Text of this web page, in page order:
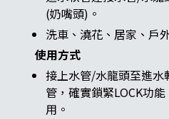
(奶嘴頭)。
洗車、澆花、居家、戶
使用方式
接上水管/水龍頭至進水
管，確實鎖緊LOCK功
用。